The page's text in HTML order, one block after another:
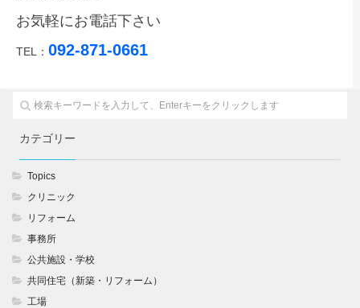
お気軽にお電話下さい
TEL： 092-871-0661
カテゴリー
Topics
クリニック
リフォーム
事務所
公共施設・学校
共同住宅（新築・リフォーム）
工場